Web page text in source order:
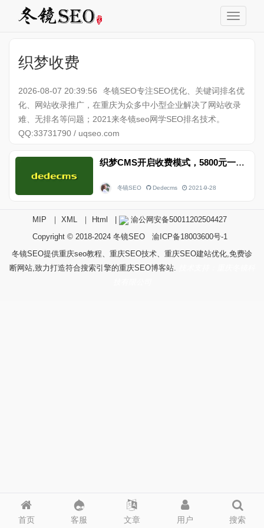
织梦收费
2026-08-07 20:39:56
冬镜SEO专注SEO优化、关键词排名优
化、网站收录推广，在重庆为众多中小型企业解决了网站收录
难、无排名等问题；2021来冬镜seo网学SEO排名技术。
QQ:33731790 / uqseo.com
织梦CMS开启收费模式，5800元一个站，你觉得贵吗
冬镜SEO Dedecms 2021-9-28
首页 客服 文章 用户 搜索
MIP ｜ XML ｜ Html
渝公网安备50011202504427
Copyright © 2018-2024 冬镜SEO
渝ICP备18003600号-1
冬镜SEO提供重庆seo教程、重庆SEO技术、重庆SEO建站优化,免费诊
断网站,致力打造符合搜索引擎的重庆SEO博客站.